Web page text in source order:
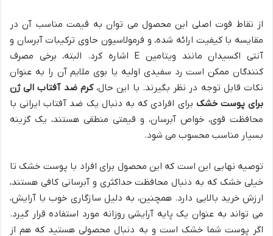
از نقاط قوت اصلی این محصول می توان به قیمت مناسب آن در
مقایسه با کیفیت ارائه شده، و فرمولاسیون حاوی ترکیبات آبرسان و
آنتی اکسیدان مانند ویتامین E اشاره کرد. البته، برخی مصرف
کنندگان ممکن است رد سفیدی اولیه یا بوی ملایم آن را به عنوان
نکات قابل توجه در نظر بگیرند. با این حال،کرم ضد آفتاب الی ژن
برای پوست خشک برای افرادی که به دنبال یک ضد آفتاب ایرانی با
محافظت قوی، خواص آبرسان، و قیمتی منطقی هستند، یک گزینه
بسیار مناسب محسوب می شود.
توصیه نهایی این است که این محصول برای افراد با پوست خشک تا
خیلی خشک که به دنبال محافظت حداکثری و آبرسانی کافی هستند،
ارزش خرید بالایی دارد. همچنین، به دلیل سازگاری خوب با آرایش،
می تواند به عنوان یک پایه آرایشی روزانه مورد استفاده قرار گیرد.
اگر پوست شما خشک است و به دنبال محصولی هستید که هم از